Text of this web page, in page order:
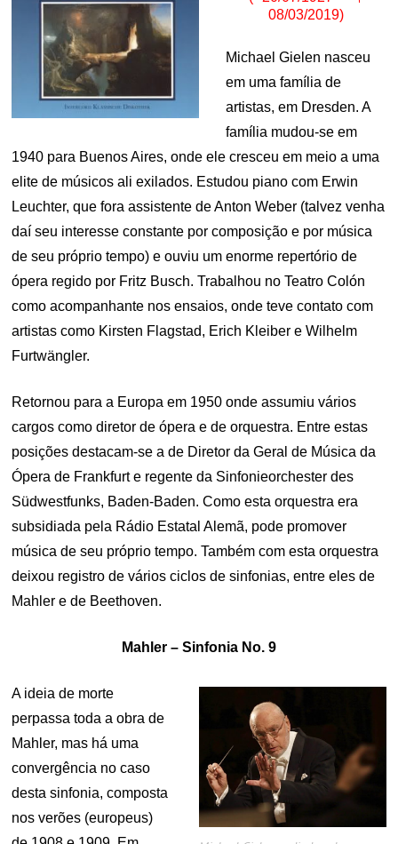
08/03/2019)
Michael Gielen nasceu
em uma família de
artistas, em Dresden. A
família mudou-se em
1940 para Buenos Aires, onde ele cresceu em meio a uma
elite de músicos ali exilados. Estudou piano com Erwin
Leuchter, que fora assistente de Anton Weber (talvez venha
daí seu interesse constante por composição e por música
de seu próprio tempo) e ouviu um enorme repertório de
ópera regido por Fritz Busch. Trabalhou no Teatro Colón
como acompanhante nos ensaios, onde teve contato com
artistas como Kirsten Flagstad, Erich Kleiber e Wilhelm
Furtwängler.
Retornou para a Europa em 1950 onde assumiu vários
cargos como diretor de ópera e de orquestra. Entre estas
posições destacam-se a de Diretor da Geral de Música da
Ópera de Frankfurt e regente da Sinfonieorchester des
Südwestfunks, Baden-Baden. Como esta orquestra era
subsidiada pela Rádio Estatal Alemã, pode promover
música de seu próprio tempo. Também com esta orquestra
deixou registro de vários ciclos de sinfonias, entre eles de
Mahler e de Beethoven.
Mahler – Sinfonia No. 9
A ideia de morte
perpassa toda a obra de
Mahler, mas há uma
convergência no caso
desta sinfonia, composta
nos verões (europeus)